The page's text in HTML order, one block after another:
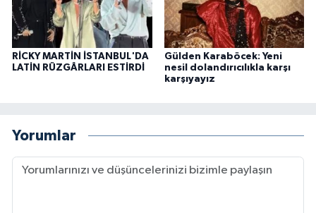
RİCKY MARTİN İSTANBUL'DA
LATİN RÜZGÂRLARI ESTİRDİ
Gülden Karaböcek: Yeni
nesil dolandırıcılıkla karşı
karşıyayız
Yorumlar